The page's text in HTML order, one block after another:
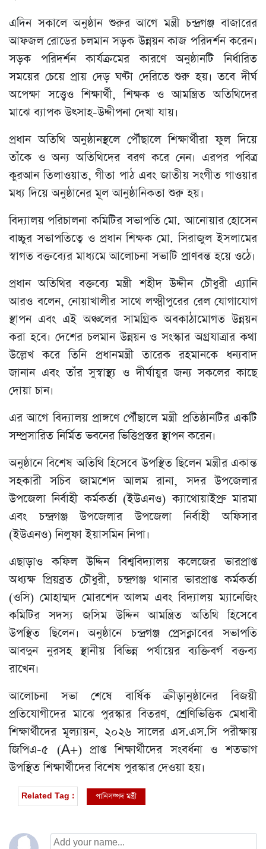
এদিন সকালে অনুষ্ঠান শুরুর আগে মন্ত্রী চন্দ্রগঞ্জ বাজারের
আফজল রোডের চলমান সড়ক উন্নয়ন কাজ পরিদর্শন করেন।
সড়ক পরিদর্শন কার্যক্রমের কারণে অনুষ্ঠানটি নির্ধারিত
সময়ের চেয়ে প্রায় দেড় ঘণ্টা দেরিতে শুরু হয়। তবে দীর্ঘ
অপেক্ষা সত্ত্বেও শিক্ষার্থী, শিক্ষক ও আমন্ত্রিত অতিথিদের
মাঝে ব্যাপক উৎসাহ-উদ্দীপনা দেখা যায়।
প্রধান অতিথি অনুষ্ঠানস্থলে পৌঁছালে শিক্ষার্থীরা ফুল দিয়ে
তাঁকে ও অন্য অতিথিদের বরণ করে নেন। এরপর পবিত্র
কুরআন তিলাওয়াত, গীতা পাঠ এবং জাতীয় সংগীত গাওয়ার
মধ্য দিয়ে অনুষ্ঠানের মূল আনুষ্ঠানিকতা শুরু হয়।
বিদ্যালয় পরিচালনা কমিটির সভাপতি মো. আনোয়ার হোসেন
বাচ্চুর সভাপতিত্বে ও প্রধান শিক্ষক মো. সিরাজুল ইসলামের
স্বাগত বক্তব্যের মাধ্যমে আলোচনা সভাটি প্রাণবন্ত হয়ে ওঠে।
প্রধান অতিথির বক্তব্যে মন্ত্রী শহীদ উদ্দীন চৌধুরী এ্যানি
আরও বলেন, নোয়াখালীর সাথে লক্ষ্মীপুরের রেল যোগাযোগ
স্থাপন এবং এই অঞ্চলের সামগ্রিক অবকাঠামোগত উন্নয়ন
করা হবে। দেশের চলমান উন্নয়ন ও সংস্কার অগ্রযাত্রার কথা
উল্লেখ করে তিনি প্রধানমন্ত্রী তারেক রহমানকে ধন্যবাদ
জানান এবং তাঁর সুস্বাস্থ্য ও দীর্ঘায়ুর জন্য সকলের কাছে
দোয়া চান।
এর আগে বিদ্যালয় প্রাঙ্গণে পৌঁছালে মন্ত্রী প্রতিষ্ঠানটির একটি
সম্প্রসারিত নির্মিত ভবনের ভিত্তিপ্রস্তর স্থাপন করেন।
অনুষ্ঠানে বিশেষ অতিথি হিসেবে উপস্থিত ছিলেন মন্ত্রীর একান্ত
সহকারী সচিব জামশেদ আলম রানা, সদর উপজেলার
উপজেলা নির্বাহী কর্মকর্তা (ইউএনও) ক্যাথোয়াইপ্রু মারমা
এবং চন্দ্রগঞ্জ উপজেলার উপজেলা নির্বাহী অফিসার
(ইউএনও) নিলুফা ইয়াসমিন নিপা।
এছাড়াও কফিল উদ্দিন বিশ্ববিদ্যালয় কলেজের ভারপ্রাপ্ত
অধ্যক্ষ প্রিয়ব্রত চৌধুরী, চন্দ্রগঞ্জ থানার ভারপ্রাপ্ত কর্মকর্তা
(ওসি) মোহাম্মদ মোরশেদ আলম এবং বিদ্যালয় ম্যানেজিং
কমিটির সদস্য জসিম উদ্দিন আমন্ত্রিত অতিথি হিসেবে
উপস্থিত ছিলেন। অনুষ্ঠানে চন্দ্রগঞ্জ প্রেসক্লাবের সভাপতি
আবদুন নুরসহ স্থানীয় বিভিন্ন পর্যায়ের ব্যক্তিবর্গ বক্তব্য
রাখেন।
আলোচনা সভা শেষে বার্ষিক ক্রীড়ানুষ্ঠানের বিজয়ী
প্রতিযোগীদের মাঝে পুরস্কার বিতরণ, শ্রেণিভিত্তিক মেধাবী
শিক্ষার্থীদের মূল্যায়ন, ২০২৬ সালের এস.এস.সি পরীক্ষায়
জিপিএ-৫ (A+) প্রাপ্ত শিক্ষার্থীদের সংবর্ধনা ও শতভাগ
উপস্থিত শিক্ষার্থীদের বিশেষ পুরস্কার দেওয়া হয়।
Related Tag : পানিসম্পদ মন্ত্রী